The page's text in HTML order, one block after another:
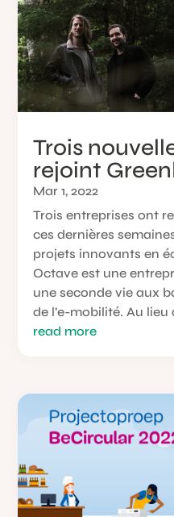
Trois
rejoint
Mar 1, 2022
Trois entreprises ont
ces dernières
projets innovants en
Octave est une
une seconde vie aux
de l’e-mobilité. Au
read more